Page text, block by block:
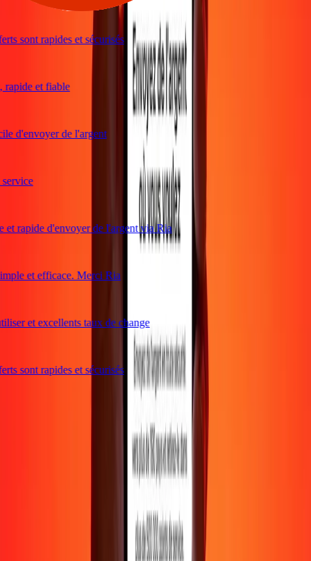
sont rapides et sécurisés
et fiable
d'envoyer de l'argent
rapide d'envoyer de l'argent via Ria
et efficace. Merci Ria
et excellents taux de change
sont rapides et sécurisés